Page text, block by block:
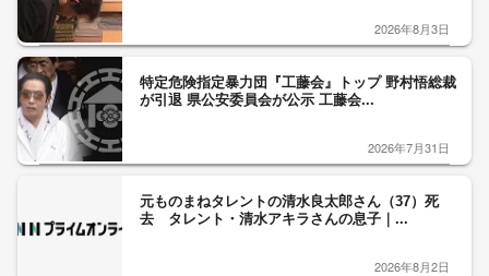
2026年8月3日
特定危険指定暴力団『工藤会』トップ 野村悟総裁
が引退 県公安委員会が公示 工藤会...
2026年7月31日
元ものまねタレントの清水良太郎さん（37）死
去 タレント・清水アキラさんの息子｜...
2026年8月2日